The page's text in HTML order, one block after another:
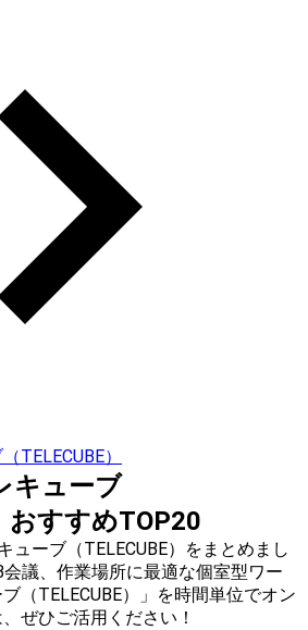
TELECUBE）
キューブ
おすすめTOP20
ューブ（TELECUBE）をまとめまし
議、作業場所に最適な個室型ワー
（TELECUBE）」を時間単位でオン
ぜひご活用ください！